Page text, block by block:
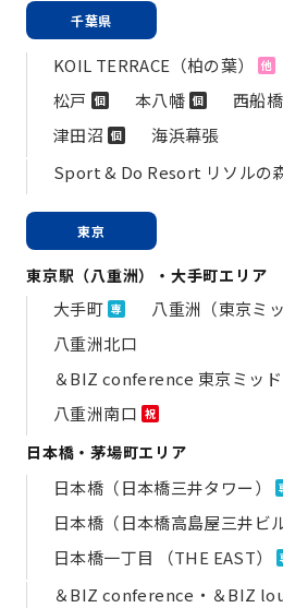
千葉県
KOIL TERRACE（柏の葉） 他
松戸 個 本八幡 個 西船橋
津田沼 個
海浜幕張
Sport & Do Resort リソルの
東京
東京駅（八重洲）・大手町エリア
大手町 専 八重洲（東京ミ
八重洲北口
＆BIZ conference 東京ミッ
八重洲南口 祝
日本橋・茅場町エリア
日本橋（日本橋三井タワー）
日本橋（日本橋高島屋三井ビル
日本橋一丁目 （THE EAST）
＆BIZ conference・＆BIZ